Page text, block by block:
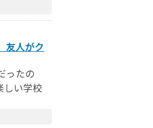
友人がク
ったの
しい学校